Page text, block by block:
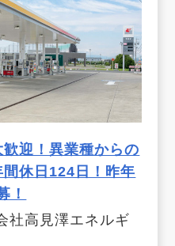
迎！異業種からの
休日124日！昨年
！
社高見澤エネルギ